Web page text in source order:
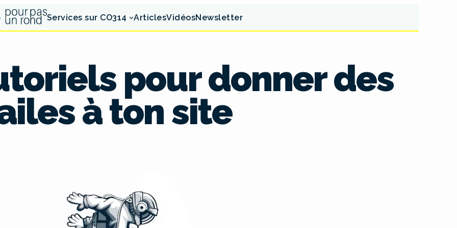
Services sur CO314 ArticlesVidéosNewsletter
pour donner des
à ton site